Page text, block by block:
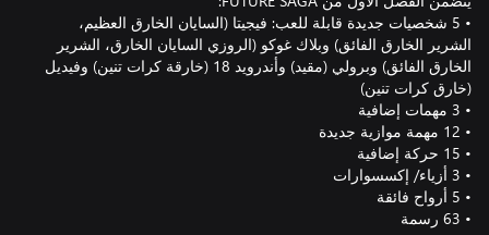
• ‏5 شخصيات جديدة قابلة للعب: فيجيتا (السايان الخارق العظيم،
الشرير الخارق الفائق) وبلاك غوكو (الروزي السايان الخارق، الشرير
الخارق الفائق) وبرولي (مقيد) وأندرويد 18 (خارقة كرات تنين) وفيديل